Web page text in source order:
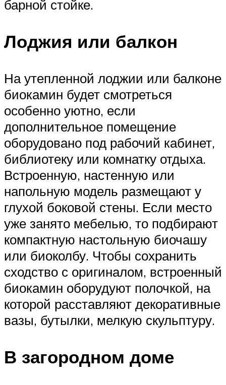
барной стойке.
Лоджия или балкон
На утепленной лоджии или балконе
биокамин будет смотреться
особенно уютно, если
дополнительное помещение
оборудовано под рабочий кабинет,
библиотеку или комнатку отдыха.
Встроенную, настенную или
напольную модель размещают у
глухой боковой стены. Если место
уже занято мебелью, то подбирают
компактную настольную биочашу
или биоколбу. Чтобы сохранить
сходство с оригиналом, встроенный
биокамин оборудуют полочкой, на
которой расставляют декоративные
вазы, бутылки, мелкую скульптуру.
В загородном доме